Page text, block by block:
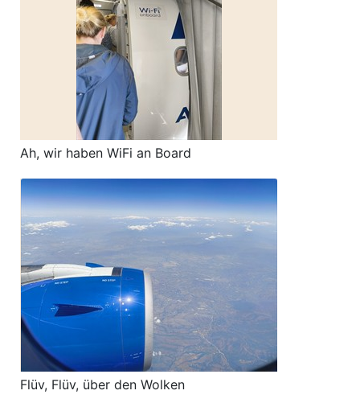
Ah, wir haben WiFi an Board
Flüv, Flüv, über den Wolken